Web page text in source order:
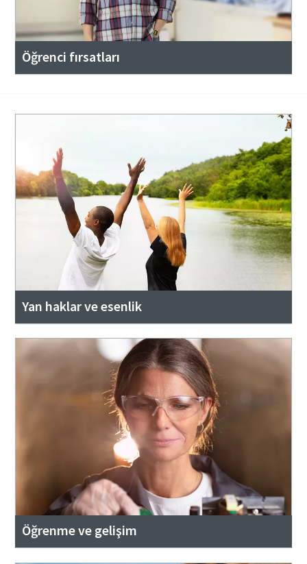
Öğrenci fırsatları
Yan haklar ve esenlik
Öğrenme ve gelişim